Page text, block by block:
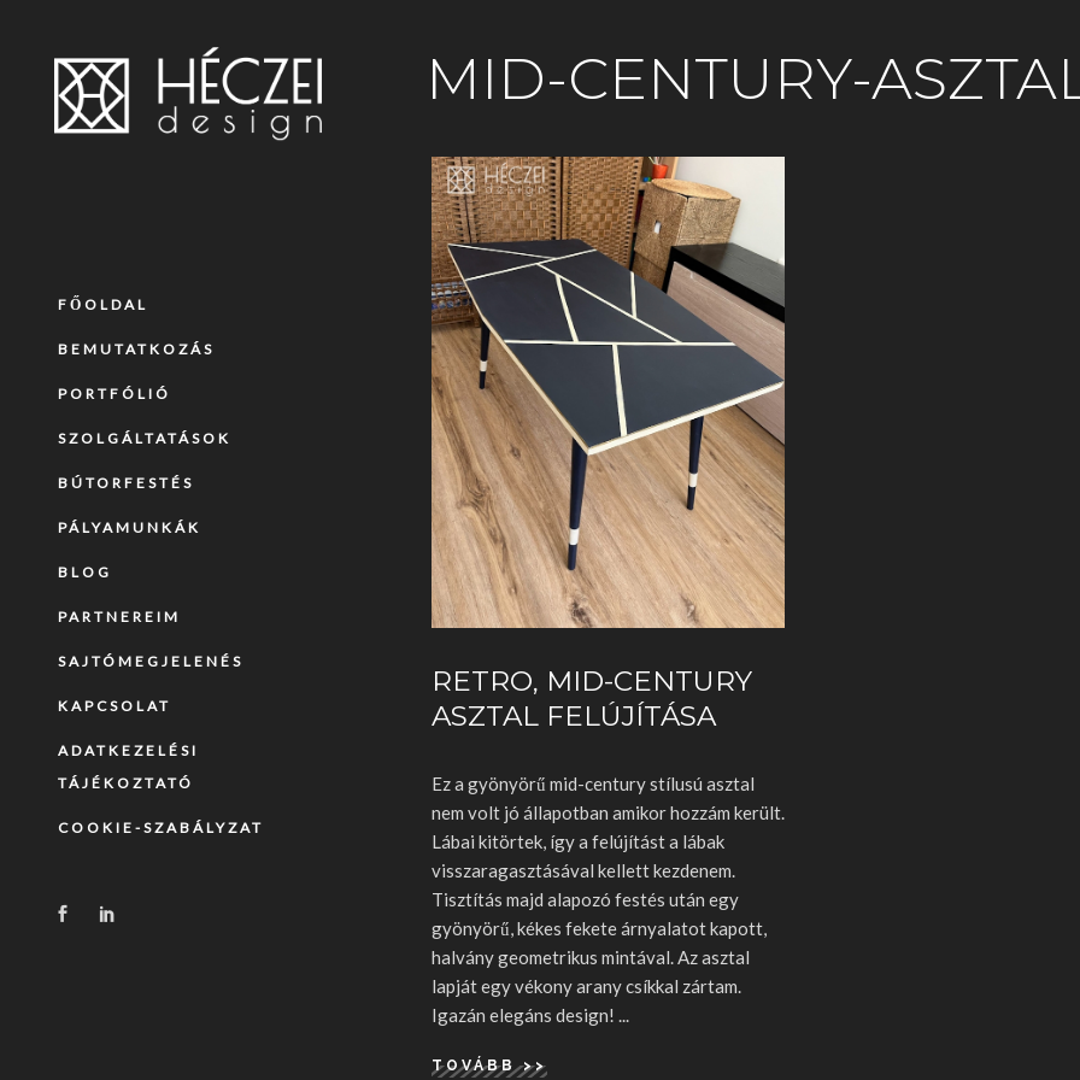
FŐOLDAL
BEMUTATKOZÁS
PORTFÓLIÓ
SZOLGÁLTATÁSOK
BÚTORFESTÉS
PÁLYAMUNKÁK
BLOG
PARTNEREIM
SAJTÓMEGJELENÉS
KAPCSOLAT
ADATKEZELÉSI
TÁJÉKOZTATÓ
COOKIE-SZABÁLYZAT
MID-CENTURY-
RETRO, MID-CENTURY
ASZTAL FELÚJÍTÁSA
Ez a gyönyörű mid-century stílusú asztal
nem volt jó állapotban amikor hozzám került.
Lábai kitörtek, így a felújítást a lábak
visszaragasztásával kellett kezdenem.
Tisztítás majd alapozó festés után egy
gyönyörű, kékes fekete árnyalatot kapott,
halvány geometrikus mintával. Az asztal
lapját egy vékony arany csíkkal zártam.
Igazán elegáns design!
TOVÁBB >>